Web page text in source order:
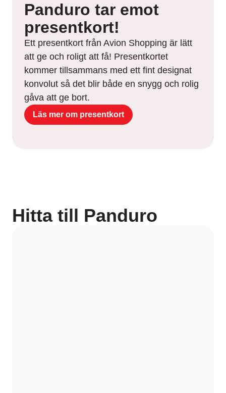
Panduro tar emot
presentkort!
Ett presentkort från Avion Shopping är lätt
att ge och roligt att få! Presentkortet
kommer tillsammans med ett fint designat
konvolut så det blir både en snygg och rolig
gåva att ge bort.
Läs mer om presentkort
Hitta till Panduro